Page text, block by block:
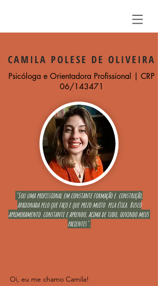
CAMILA POLESE DE OLIVEIRA
Psicóloga e Orientadora Profissional | CRP
06/143471
"Sou uma profissional em constante formação e construção,
apaixonada pelo que faço e que prezo muito pela ética. Busco
aprimoramento constante e aprendo, acima de tudo, ouvindo meus
pacientes".
Oi, eu me chamo Camila!